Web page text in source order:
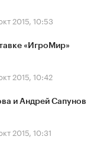
2015, 10:53
«ИгроМир»
2015, 10:42
и Андрей Сапунов
2015, 10:31